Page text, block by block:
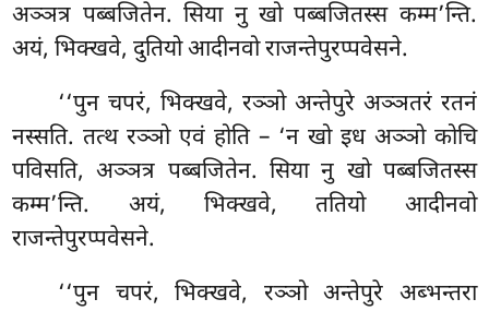
अञ्ञत्र पब्बजितेन. सिया नु खो पब्बजितस्स कम्म’न्ति.
अयं, भिक्खवे, दुतियो आदीनवो राजन्तेपुरप्पवेसने.
‘‘पुन चपरं, भिक्खवे, रञ्ञो अन्तेपुरे अञ्ञतरं रतनं
नस्सति. तत्थ रञ्ञो एवं होति – ‘न खो इध अञ्ञो कोचि
पविसति, अञ्ञत्र पब्बजितेन. सिया नु खो पब्बजितस्स
कम्म’न्ति. अयं, भिक्खवे, ततियो आदीनवो
राजन्तेपुरप्पवेसने.
‘‘पुन चपरं, भिक्खवे, रञ्ञो अन्तेपुरे अब्भन्तरा